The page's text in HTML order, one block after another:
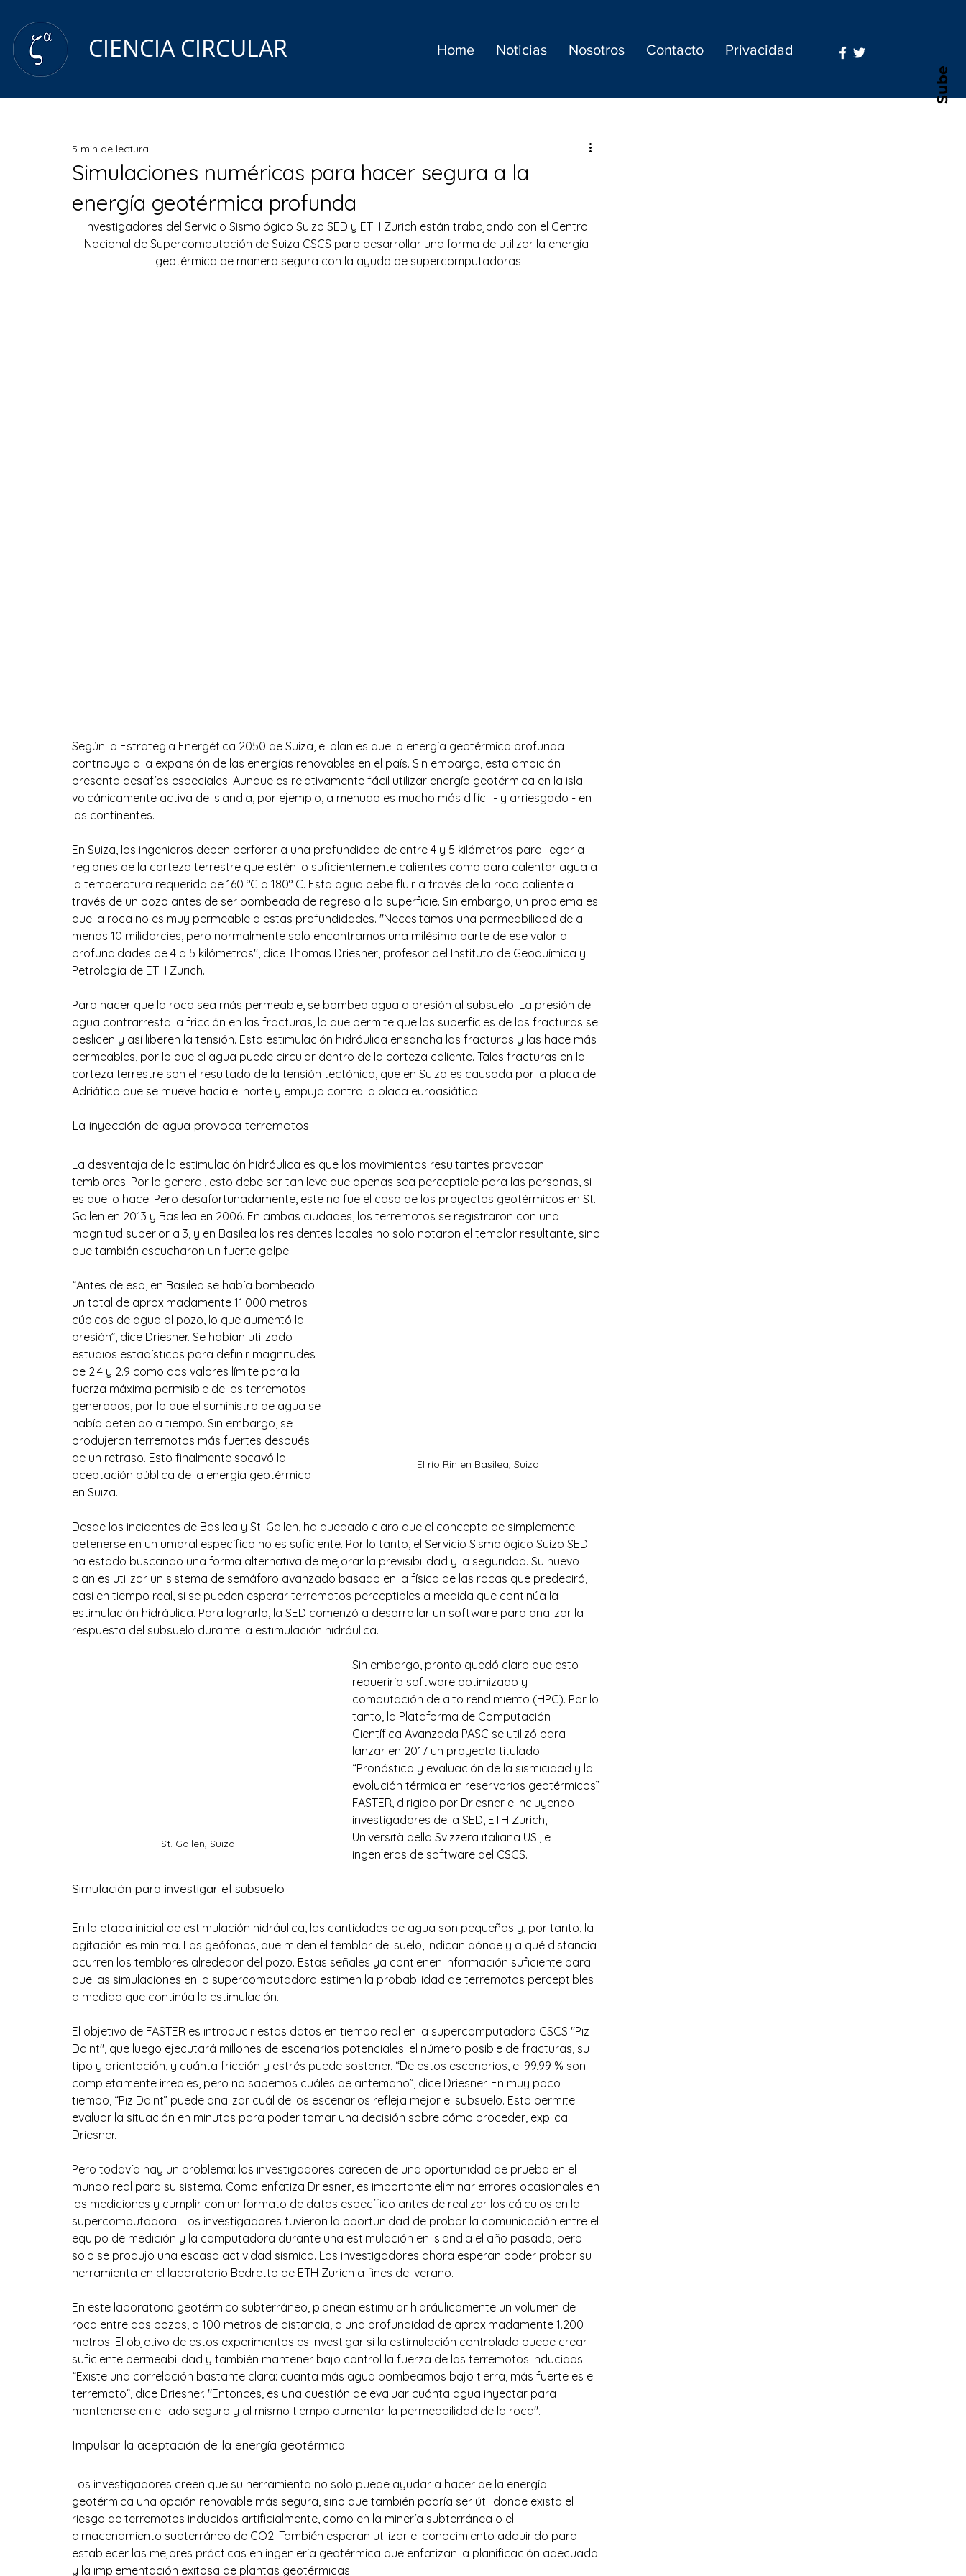
Sube
CIENCIA CIRCULAR Home Noticias Nosotros Contacto Privacidad
Simulaciones numéricas para hacer segura a la
energía geotérmica profunda
5 min de lectura
Investigadores del Servicio Sismológico Suizo SED y ETH Zurich están trabajando con el Centro
Nacional de Supercomputación de Suiza CSCS para desarrollar una forma de utilizar la energía
geotérmica de manera segura con la ayuda de supercomputadoras
Según la Estrategia Energética 2050 de Suiza, el plan es que la energía geotérmica profunda
contribuya a la expansión de las energías renovables en el país. Sin embargo, esta ambición
presenta desafíos especiales. Aunque es relativamente fácil utilizar energía geotérmica en la isla
volcánicamente activa de Islandia, por ejemplo, a menudo es mucho más difícil - y arriesgado - en
los continentes.
En Suiza, los ingenieros deben perforar a una profundidad de entre 4 y 5 kilómetros para llegar a
regiones de la corteza terrestre que estén lo suficientemente calientes como para calentar agua a
la temperatura requerida de 160 °C a 180° C. Esta agua debe fluir a través de la roca caliente a
través de un pozo antes de ser bombeada de regreso a la superficie. Sin embargo, un problema es
que la roca no es muy permeable a estas profundidades. "Necesitamos una permeabilidad de al
menos 10 milidarcies, pero normalmente solo encontramos una milésima parte de ese valor a
profundidades de 4 a 5 kilómetros", dice Thomas Driesner, profesor del Instituto de Geoquímica y
Petrología de ETH Zurich.
Para hacer que la roca sea más permeable, se bombea agua a presión al subsuelo. La presión del
agua contrarresta la fricción en las fracturas, lo que permite que las superficies de las fracturas se
deslicen y así liberen la tensión. Esta estimulación hidráulica ensancha las fracturas y las hace más
permeables, por lo que el agua puede circular dentro de la corteza caliente. Tales fracturas en la
corteza terrestre son el resultado de la tensión tectónica, que en Suiza es causada por la placa del
Adriático que se mueve hacia el norte y empuja contra la placa euroasiática.
La inyección de agua provoca terremotos
La desventaja de la estimulación hidráulica es que los movimientos resultantes provocan
temblores. Por lo general, esto debe ser tan leve que apenas sea perceptible para las personas, si
es que lo hace. Pero desafortunadamente, este no fue el caso de los proyectos geotérmicos en St.
Gallen en 2013 y Basilea en 2006. En ambas ciudades, los terremotos se registraron con una
magnitud superior a 3, y en Basilea los residentes locales no solo notaron el temblor resultante, sino
que también escucharon un fuerte golpe.
El río Rin en Basilea, Suiza
“Antes de eso, en Basilea se había bombeado
un total de aproximadamente 11.000 metros
cúbicos de agua al pozo, lo que aumentó la
presión”, dice Driesner. Se habían utilizado
estudios estadísticos para definir magnitudes
de 2.4 y 2.9 como dos valores límite para la
fuerza máxima permisible de los terremotos
generados, por lo que el suministro de agua se
había detenido a tiempo. Sin embargo, se
produjeron terremotos más fuertes después
de un retraso. Esto finalmente socavó la
aceptación pública de la energía geotérmica
en Suiza.
Desde los incidentes de Basilea y St. Gallen, ha quedado claro que el concepto de simplemente
detenerse en un umbral específico no es suficiente. Por lo tanto, el Servicio Sismológico Suizo SED
ha estado buscando una forma alternativa de mejorar la previsibilidad y la seguridad. Su nuevo
plan es utilizar un sistema de semáforo avanzado basado en la física de las rocas que predecirá,
casi en tiempo real, si se pueden esperar terremotos perceptibles a medida que continúa la
estimulación hidráulica. Para lograrlo, la SED comenzó a desarrollar un software para analizar la
respuesta del subsuelo durante la estimulación hidráulica.
St. Gallen, Suiza
Sin embargo, pronto quedó claro que esto
requeriría software optimizado y
computación de alto rendimiento (HPC). Por lo
tanto, la Plataforma de Computación
Científica Avanzada PASC se utilizó para
lanzar en 2017 un proyecto titulado
“Pronóstico y evaluación de la sismicidad y la
evolución térmica en reservorios geotérmicos”
FASTER, dirigido por Driesner e incluyendo
investigadores de la SED, ETH Zurich,
Università della Svizzera italiana USI, e
ingenieros de software del CSCS.
Simulación para investigar el subsuelo
En la etapa inicial de estimulación hidráulica, las cantidades de agua son pequeñas y, por tanto, la
agitación es mínima. Los geófonos, que miden el temblor del suelo, indican dónde y a qué distancia
ocurren los temblores alrededor del pozo. Estas señales ya contienen información suficiente para
que las simulaciones en la supercomputadora estimen la probabilidad de terremotos perceptibles
a medida que continúa la estimulación.
El objetivo de FASTER es introducir estos datos en tiempo real en la supercomputadora CSCS "Piz
Daint", que luego ejecutará millones de escenarios potenciales: el número posible de fracturas, su
tipo y orientación, y cuánta fricción y estrés puede sostener. “De estos escenarios, el 99.99 % son
completamente irreales, pero no sabemos cuáles de antemano”, dice Driesner. En muy poco
tiempo, “Piz Daint” puede analizar cuál de los escenarios refleja mejor el subsuelo. Esto permite
evaluar la situación en minutos para poder tomar una decisión sobre cómo proceder, explica
Driesner.
Pero todavía hay un problema: los investigadores carecen de una oportunidad de prueba en el
mundo real para su sistema. Como enfatiza Driesner, es importante eliminar errores ocasionales en
las mediciones y cumplir con un formato de datos específico antes de realizar los cálculos en la
supercomputadora. Los investigadores tuvieron la oportunidad de probar la comunicación entre el
equipo de medición y la computadora durante una estimulación en Islandia el año pasado, pero
solo se produjo una escasa actividad sísmica. Los investigadores ahora esperan poder probar su
herramienta en el laboratorio Bedretto de ETH Zurich a fines del verano.
En este laboratorio geotérmico subterráneo, planean estimular hidráulicamente un volumen de
roca entre dos pozos, a 100 metros de distancia, a una profundidad de aproximadamente 1.200
metros. El objetivo de estos experimentos es investigar si la estimulación controlada puede crear
suficiente permeabilidad y también mantener bajo control la fuerza de los terremotos inducidos.
“Existe una correlación bastante clara: cuanta más agua bombeamos bajo tierra, más fuerte es el
terremoto”, dice Driesner. "Entonces, es una cuestión de evaluar cuánta agua inyectar para
mantenerse en el lado seguro y al mismo tiempo aumentar la permeabilidad de la roca".
Impulsar la aceptación de la energía geotérmica
Los investigadores creen que su herramienta no solo puede ayudar a hacer de la energía
geotérmica una opción renovable más segura, sino que también podría ser útil donde exista el
riesgo de terremotos inducidos artificialmente, como en la minería subterránea o el
almacenamiento subterráneo de CO2. También esperan utilizar el conocimiento adquirido para
establecer las mejores prácticas en ingeniería geotérmica que enfatizan la planificación adecuada
y la implementación exitosa de plantas geotérmicas.